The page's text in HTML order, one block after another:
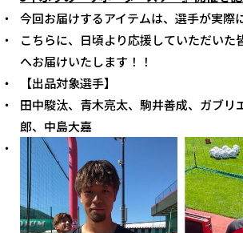
今回お届けするアイテムは、選手が実際
こちらに、日頃より応援していただい
へお届けいたします！！
【出品対象選手】
田中駿汰、青木亮太、駒井善成、ガブ
郎、中島大嘉